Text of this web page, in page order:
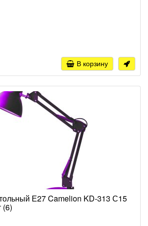
В корзину
Е27 Camelion KD-313 С15
(6)